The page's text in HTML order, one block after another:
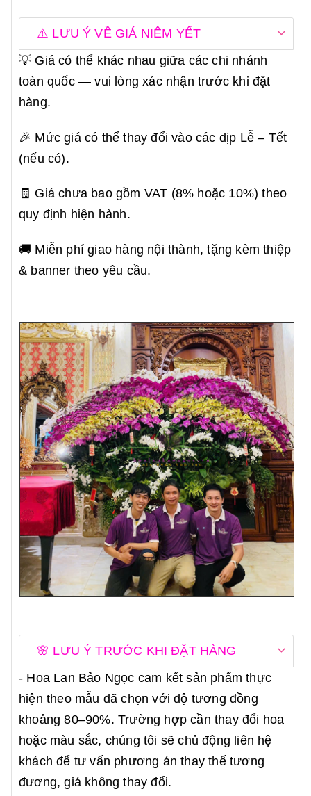
⚠️ LƯU Ý VỀ GIÁ NIÊM YẾT
💡 Giá có thể khác nhau giữa các chi nhánh
toàn quốc — vui lòng xác nhận trước khi đặt
hàng.
🎉 Mức giá có thể thay đổi vào các dịp Lễ – Tết
(nếu có).
🧾 Giá chưa bao gồm VAT (8% hoặc 10%) theo
quy định hiện hành.
🚚 Miễn phí giao hàng nội thành, tặng kèm thiệp
& banner theo yêu cầu.
🌸 LƯU Ý TRƯỚC KHI ĐẶT HÀNG
- Hoa Lan Bảo Ngọc cam kết sản phẩm thực
hiện theo mẫu đã chọn với độ tương đồng
khoảng 80–90%. Trường hợp cần thay đổi hoa
hoặc màu sắc, chúng tôi sẽ chủ động liên hệ
khách để tư vấn phương án thay thế tương
đương, giá không thay đổi.